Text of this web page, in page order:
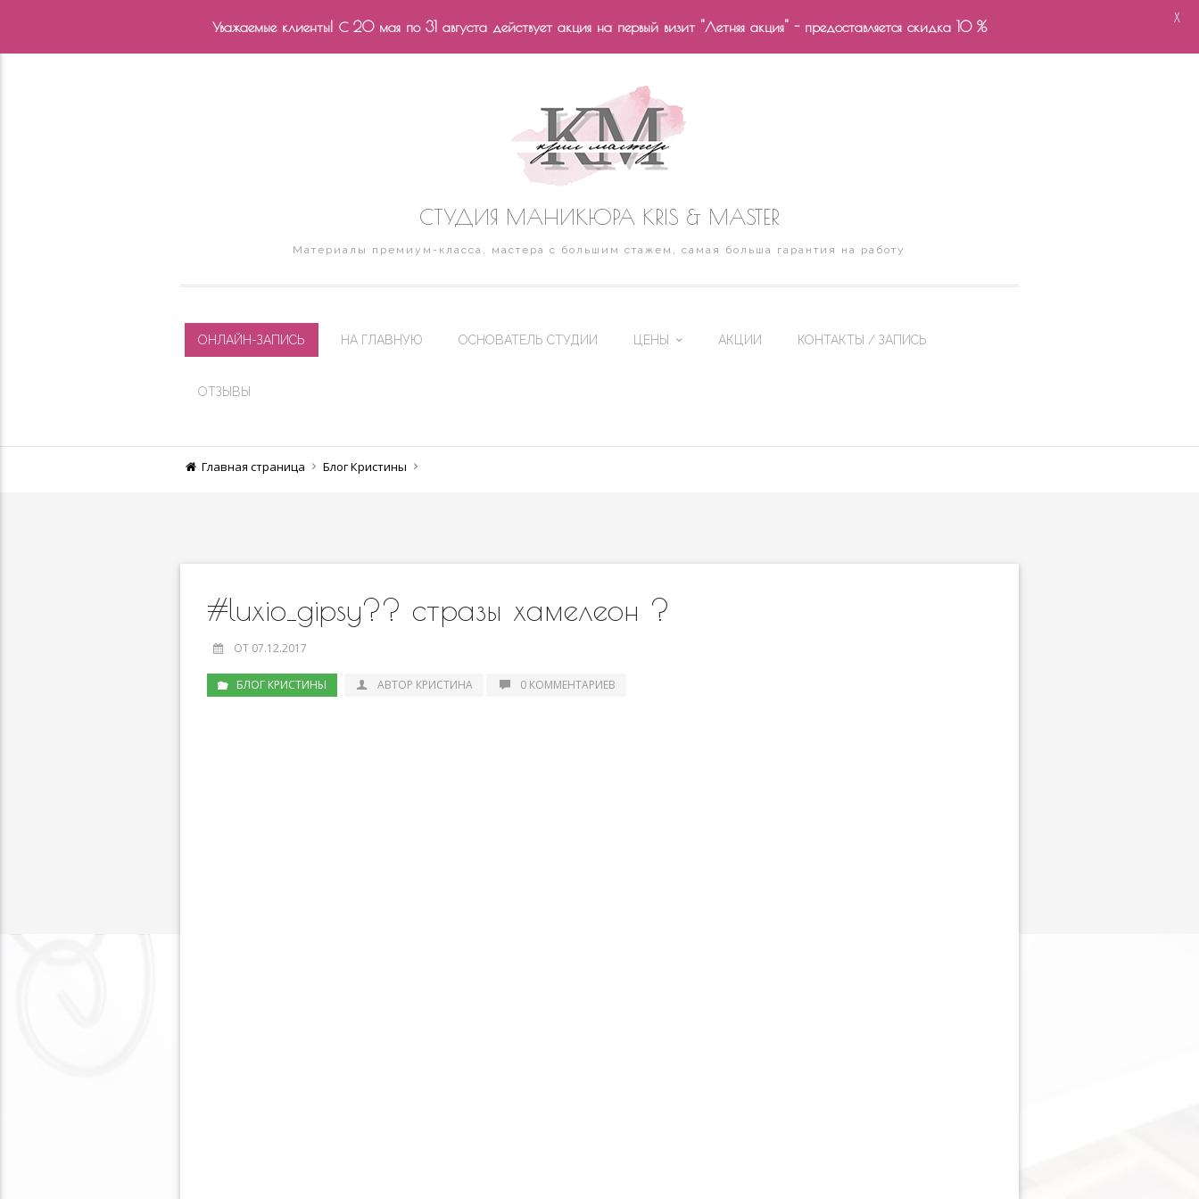
СТУДИЯ МАНИКЮРА KRIS & MASTER
Материалы премиум-класса, мастера с большим стажем, самая больша гарантия на работу
ОНЛАЙН-ЗАПИСЬ НА ГЛАВНУЮ ОСНОВАТЕЛЬ СТУДИИ ЦЕНЫ АКЦИИ КОНТАКТЫ / ЗАПИСЬ
ОТЗЫВЫ
Главная страница Блог Кристины
#luxio_gipsy?? стразы хамелеон ?
ОТ 07.12.2017
БЛОГ КРИСТИНЫ АВТОР КРИСТИНА 0 КОММЕНТАРИЕВ
Уважаемые клиенты! С 20 мая по 31 августа действует акция на первый визит "Летняя акция" - предоставляется скидка 10 %
X